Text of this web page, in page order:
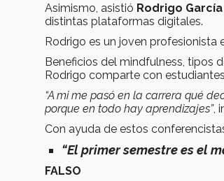
Asimismo, asistió Rodrigo
distintas plataformas digitales.
Rodrigo es un joven
Beneficios del mindfulness, tipos
Rodrigo comparte con
“A mi me pasó en la carrera qué
porque en todo hay aprendizajes”,
Con ayuda de estos
“El primer semestre es el
FALSO